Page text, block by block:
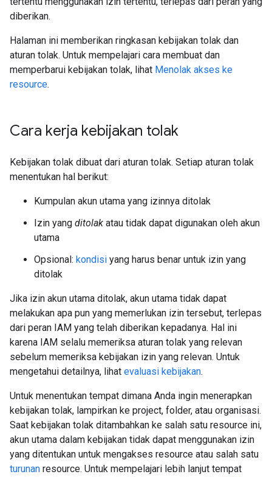
diberikan.
Halaman ini memberikan ringkasan kebijakan tolak dan
aturan tolak. Untuk mempelajari cara membuat dan
memperbarui kebijakan tolak, lihat Menolak akses ke
resource.
Cara kerja kebijakan tolak
Kebijakan tolak dibuat dari aturan tolak. Setiap aturan tolak
menentukan hal berikut:
Kumpulan akun utama yang izinnya ditolak
Izin yang ditolak atau tidak dapat digunakan oleh akun
utama
Opsional: kondisi yang harus benar untuk izin yang
ditolak
Jika izin akun utama ditolak, akun utama tidak dapat
melakukan apa pun yang memerlukan izin tersebut, terlepas
dari peran IAM yang telah diberikan kepadanya. Hal ini
karena IAM selalu memeriksa aturan tolak yang relevan
sebelum memeriksa kebijakan izin yang relevan. Untuk
mengetahui detailnya, lihat evaluasi kebijakan.
Untuk menentukan tempat dimana Anda ingin menerapkan
kebijakan tolak, lampirkan ke project, folder, atau organisasi.
Saat kebijakan tolak ditambahkan ke salah satu resource ini,
akun utama dalam kebijakan tidak dapat menggunakan izin
yang ditentukan untuk mengakses resource atau salah satu
turunan resource. Untuk mempelajari lebih lanjut tempat